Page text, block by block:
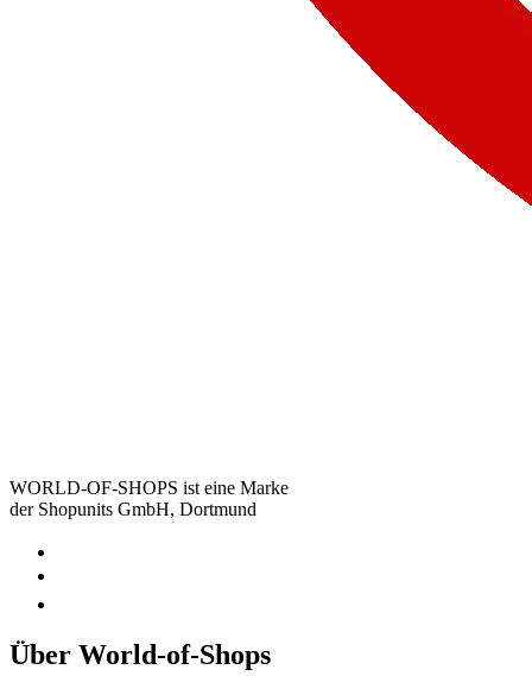
WORLD-OF-SHOPS ist eine Marke
der Shopunits GmbH, Dortmund
Über World-of-Shops